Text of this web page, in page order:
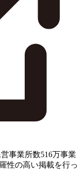
事業所数516万事業
性の高い掲載を行っ